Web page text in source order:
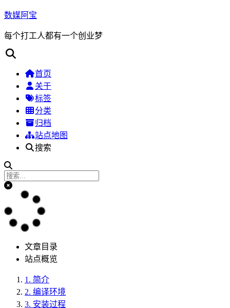
数媒阿宝
每个打工人都有一个创业梦
首页
关于
标签
分类
归档
站点地图
搜索
文章目录
站点概览
1. 简介
2. 编译环境
3. 安装过程